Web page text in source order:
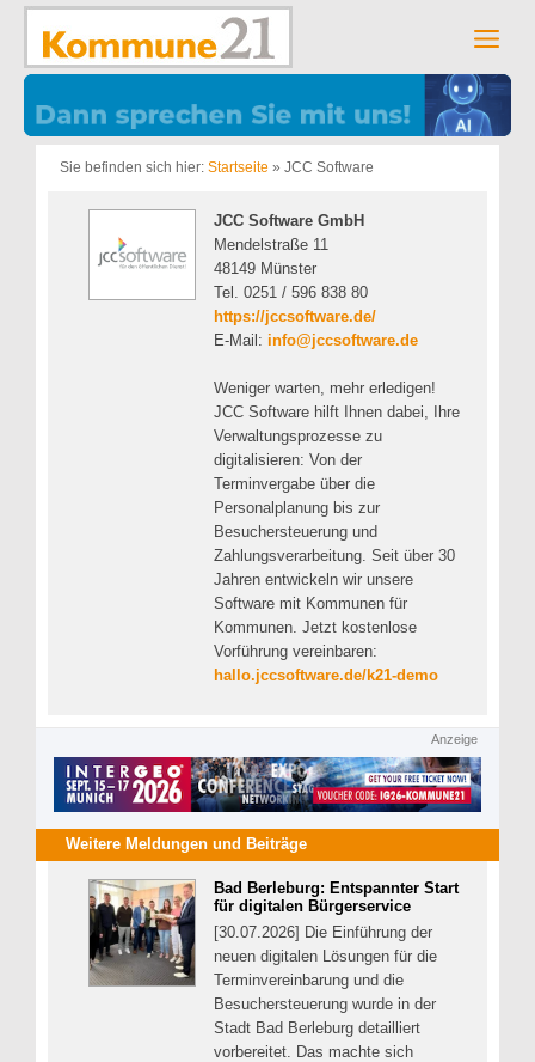
Zum
springen
Sie befinden sich hier: Startseite » JCC Software
JCC Software GmbH
Mendelstraße 11
48149 Münster
Tel. 0251 / 596 838 80
https://jccsoftware.de/
E-Mail: info@jccsoftware.de
Weniger warten, mehr erledigen!
JCC Software hilft Ihnen dabei, Ihre
Verwaltungsprozesse zu
digitalisieren: Von der
Terminvergabe über die
Personalplanung bis zur
Besuchersteuerung und
Zahlungsverarbeitung. Seit über 30
Jahren entwickeln wir unsere
Software mit Kommunen für
Kommunen. Jetzt kostenlose
Vorführung vereinbaren:
hallo.jccsoftware.de/k21-demo
Anzeige
Weitere Meldungen und Beiträge
Bad Berleburg: Entspannter Start
für digitalen Bürgerservice
[30.07.2026] Die Einführung der
neuen digitalen Lösungen für die
Terminvereinbarung und die
Besuchersteuerung wurde in der
Stadt Bad Berleburg detailliert
vorbereitet. Das machte sich